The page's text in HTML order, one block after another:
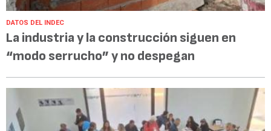
DATOS DEL INDEC
La industria y la construcción siguen en
“modo serrucho” y no despegan